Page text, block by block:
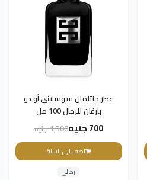
عطر جنتلمان سوسايتي أو دو
بارفان للرجال 100 مل
700 جنيه 1,300 جنيه
اضف الى السلة
رجالى